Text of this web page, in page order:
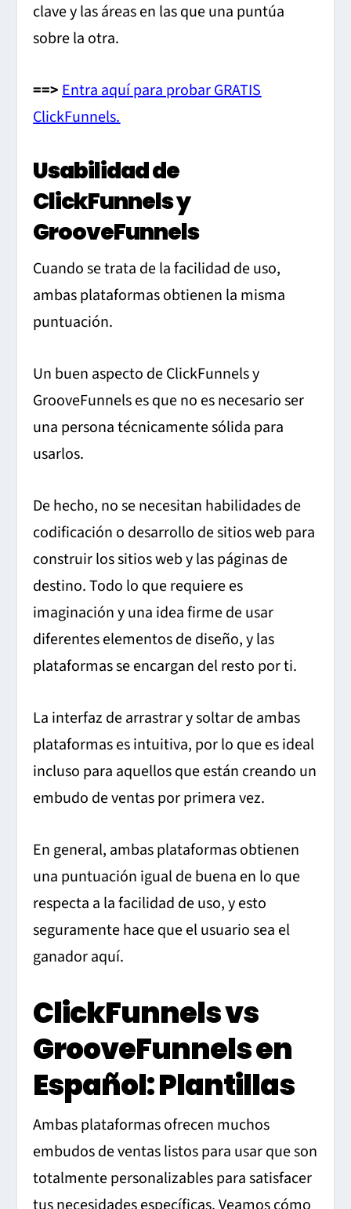
clave y las áreas en las que una puntúa
sobre la otra.
==>Entra aquí para probar GRATIS
ClickFunnels.
Usabilidad de
ClickFunnels y
GrooveFunnels
Cuando se trata de la facilidad de uso,
ambas plataformas obtienen la misma
puntuación.
Un buen aspecto de ClickFunnels y
GrooveFunnels es que no es necesario ser
una persona técnicamente sólida para
usarlos.
De hecho, no se necesitan habilidades de
codificación o desarrollo de sitios web para
construir los sitios web y las páginas de
destino. Todo lo que requiere es
imaginación y una idea firme de usar
diferentes elementos de diseño, y las
plataformas se encargan del resto por ti.
La interfaz de arrastrar y soltar de ambas
plataformas es intuitiva, por lo que es ideal
incluso para aquellos que están creando un
embudo de ventas por primera vez.
En general, ambas plataformas obtienen
una puntuación igual de buena en lo que
respecta a la facilidad de uso, y esto
seguramente hace que el usuario sea el
ganador aquí.
ClickFunnels vs
GrooveFunnels en
Español: Plantillas
Ambas plataformas ofrecen muchos
embudos de ventas listos para usar que son
totalmente personalizables para satisfacer